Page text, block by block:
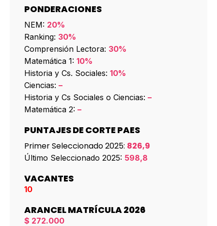
PONDERACIONES
NEM: 20%
Ranking: 30%
Comprensión Lectora: 30%
Matemática 1: 10%
Historia y Cs. Sociales: 10%
Ciencias: –
Historia y Cs Sociales o Ciencias: –
Matemática 2: –
PUNTAJES DE CORTE PAES
Primer Seleccionado 2025: 826,9
Último Seleccionado 2025: 598,8
VACANTES
10
ARANCEL MATRÍCULA 2026
$ 272.000